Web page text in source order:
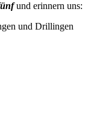
und erinnern uns:
und Drillingen